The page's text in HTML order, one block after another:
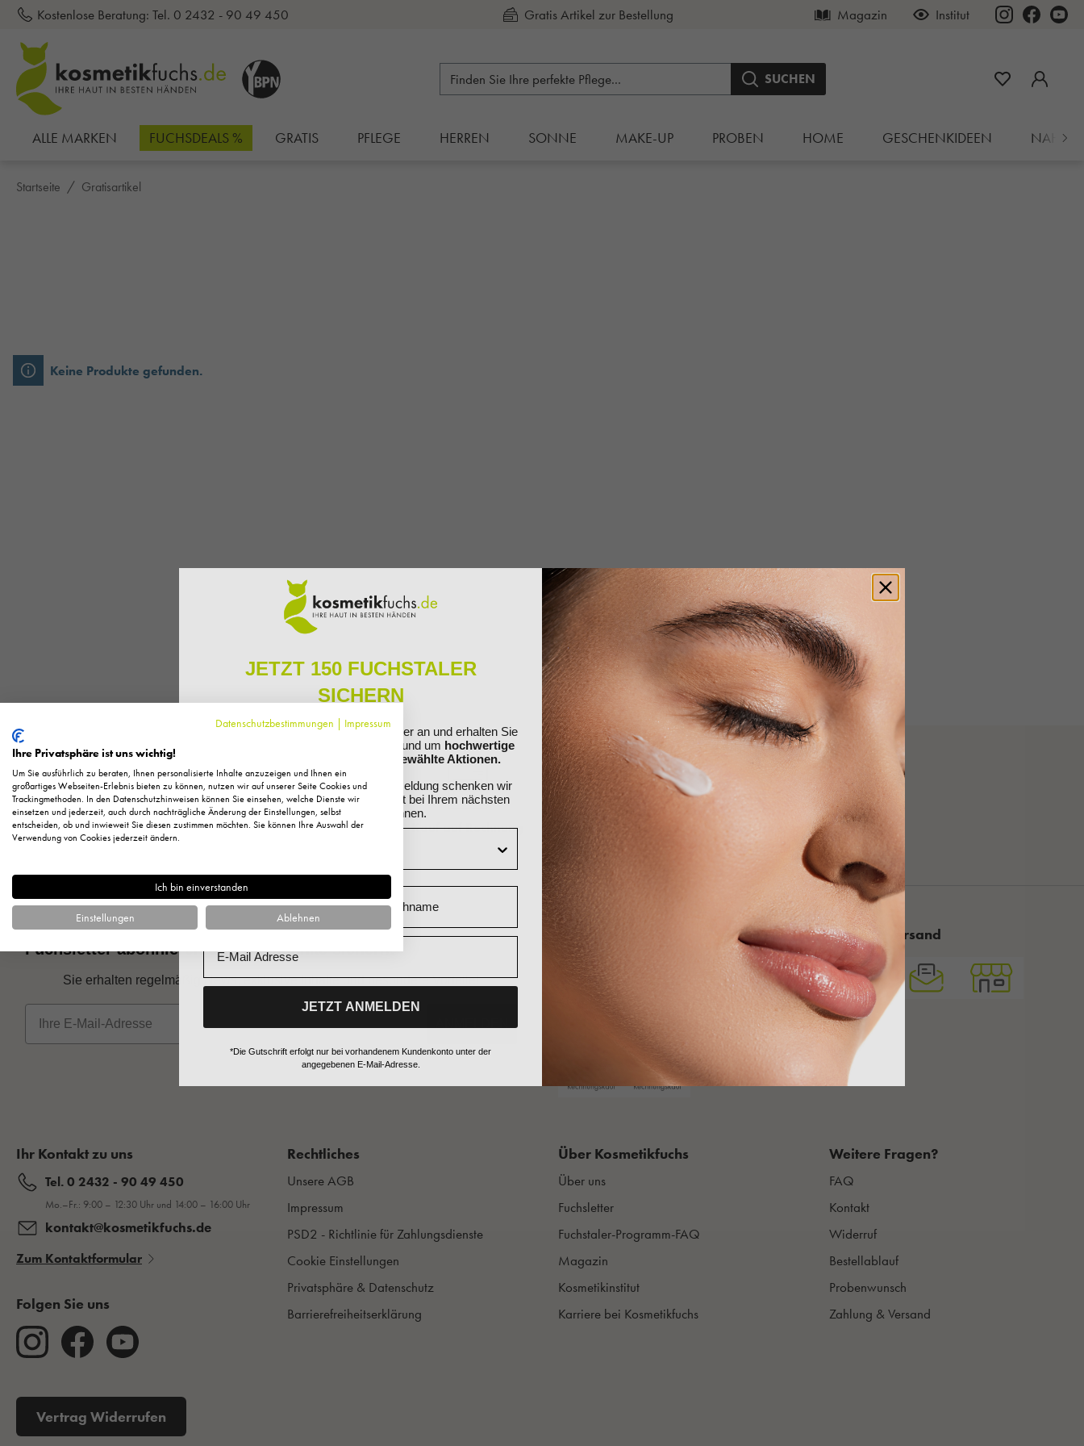
springen
Kostenlose Beratung: Tel. 0 2432 - 90 49 450 Gratis Artikel zur Bestellung
Kauf auf Rechnung Magazin Institut
SUCHEN
ALLE MARKEN FUCHSDEALS % GRATIS PFLEGE HERREN SONNE MAKE-UP PROBEN HOME GESCHENKIDEEN
Startseite Gratisartikel
Keine Produkte gefunden.
Gratis Artikel zur
Kauf auf Rechnung Schnelle Lieferung
Kosmetische
Fachberatung
Fuchsletter abonnieren und Geschenke sichern!
Sie erhalten regelmäßig News, exklusive Inhalte und besondere Vorteile!
E-Mail
Sicher bezahlen Sicherer Versand
Ihr Kontakt zu uns
Tel. 0 2432 - 90 49 450
Mo.–Fr.: 9:00 – 12:30 Uhr und 14:00 – 16:00 Uhr
kontakt@kosmetikfuchs.de
Zum Kontaktformular
Folgen Sie uns
Rechtliches
Unsere AGB
Impressum
PSD2 - Richtlinie für Zahlungsdienste
Cookie Einstellungen
Privatsphäre & Datenschutz
Barrierefreiheitserklärung
Über Kosmetikfuchs
Über uns
Fuchsletter
Fuchstaler-Programm-FAQ
Magazin
Kosmetikinstitut
Karriere bei Kosmetikfuchs
Weitere Fragen?
FAQ
Kontakt
Widerruf
Bestellablauf
Probenwunsch
Zahlung & Versand
Vertrag Widerrufen
Datenschutzbestimmungen | Impressum
Ihre Privatsphäre ist uns wichtig!
Um Sie ausführlich zu beraten, Ihnen personalisierte Inhalte anzuzeigen und Ihnen ein
großartiges Webseiten-Erlebnis bieten zu können, nutzen wir auf unserer Seite Cookies und
Trackingmethoden. In den Datenschutzhinweisen können Sie einsehen, welche Dienste wir
einsetzen und jederzeit, auch durch nachträgliche Änderung der Einstellungen, selbst
entscheiden, ob und inwieweit Sie diesen zustimmen möchten. Sie können Ihre Auswahl der
Verwendung von Cookies jederzeit ändern.
Ich bin einverstanden
Einstellungen Ablehnen
JETZT 150 FUCHSTALER
SICHERN
Melden Sie sich zu unserem Newsletter an und erhalten Sie
regelmäßig exklusive Informationen rund um hochwertige
Pflege, neue Produkte und ausgewählte Aktionen.
Als kleines Dankeschön für Ihre Anmeldung schenken wir
Ihnen150 Fuchstaler*, die Sie direkt bei Ihrem nächsten
Einkauf einlösen können.
Vorname
JETZT ANMELDEN
*Die Gutschrift erfolgt nur bei vorhandenem Kundenkonto unter der
angegebenen E-Mail-Adresse.